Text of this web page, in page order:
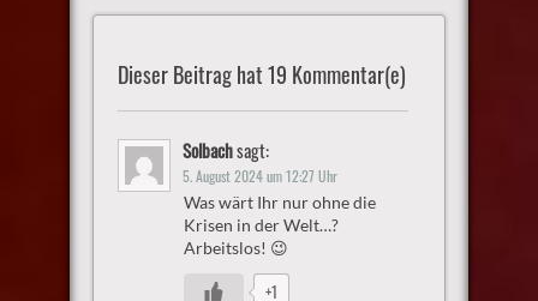
Dieser Beitrag hat 19 Kommentar(e)
Solbachsagt:
5. August 2024 um 12:27 Uhr
Was wärt Ihr nur ohne die
Krisen in der Welt…?
Arbeitslos! 😉
+1